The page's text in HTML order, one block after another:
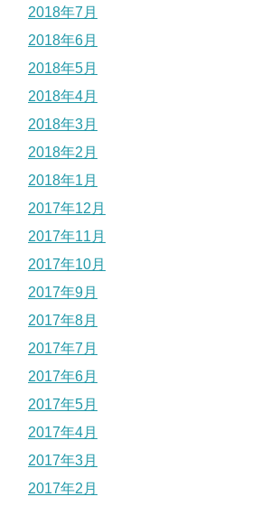
2018年7月
2018年6月
2018年5月
2018年4月
2018年3月
2018年2月
2018年1月
2017年12月
2017年11月
2017年10月
2017年9月
2017年8月
2017年7月
2017年6月
2017年5月
2017年4月
2017年3月
2017年2月